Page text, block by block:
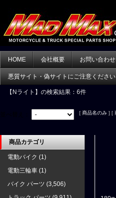
HOME 会社概要 お問い合わせ
悪質サイト・偽サイトにご注意ください
【Nライト】 の検索結果：6件
[ 商品名のみ ] [
商品カテゴリ
電動バイク (1)
電動三輪車 (1)
バイク パーツ (3,506)